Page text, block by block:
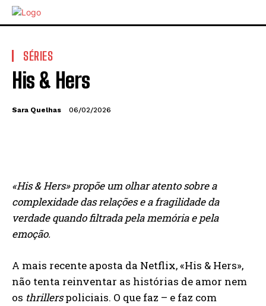
SÉRIES
His & Hers
Sara Quelhas 06/02/2026
«His & Hers» propõe um olhar atento sobre a
complexidade das relações e a fragilidade da
verdade quando filtrada pela memória e pela
emoção.
A mais recente aposta da Netflix, «His & Hers»,
não tenta reinventar as histórias de amor nem
os thrillerspoliciais. O que faz – e faz com